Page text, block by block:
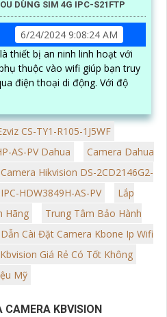
DÙNG SIM 4G IPC-S21FTP
6/24/2024 9:08:24 AM
thiết bị an ninh linh hoạt với
thuộc vào wifi giúp bạn truy
thoại di động. Với độ
CS-TY1-R105-1J5WF
AS-PV Dahua
Camera Dahua
Camera Hikvision DS-2CD2146G2-
HDW3849H-AS-PV
Lắp
Hãng
Trung Tâm Bảo Hành
Cài Đặt Camera Kbone Ip Wifi
Giá Rẻ Có Tốt Không
Mỹ
KBVISION